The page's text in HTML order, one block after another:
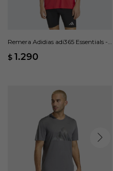
Remera Adidias adi365 Essentials -
$ 1.290